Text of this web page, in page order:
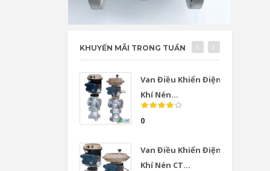
KHUYẾN MÃI TRONG TUẦN
Van Điều Khiển Điện
Khí Nén...
0
Van Điều Khiển Điện
Khí Nén CT...